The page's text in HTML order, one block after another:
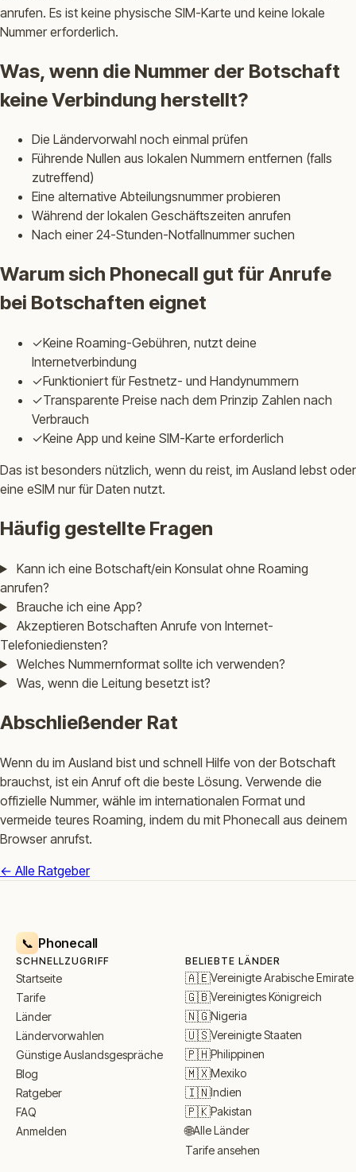
anrufen. Es ist keine physische SIM-Karte und keine lokale
Nummer erforderlich.
Was, wenn die Nummer der Botschaft
keine Verbindung herstellt?
Die Ländervorwahl noch einmal prüfen
Führende Nullen aus lokalen Nummern entfernen (falls
zutreffend)
Eine alternative Abteilungsnummer probieren
Während der lokalen Geschäftszeiten anrufen
Nach einer 24-Stunden-Notfallnummer suchen
Warum sich Phonecall gut für Anrufe
bei Botschaften eignet
✓Keine Roaming-Gebühren, nutzt deine
Internetverbindung
✓Funktioniert für Festnetz- und Handynummern
✓Transparente Preise nach dem Prinzip Zahlen nach
Verbrauch
✓Keine App und keine SIM-Karte erforderlich
Das ist besonders nützlich, wenn du reist, im Ausland lebst oder
eine eSIM nur für Daten nutzt.
Häufig gestellte Fragen
Kann ich eine Botschaft/ein Konsulat ohne Roaming
anrufen?
Brauche ich eine App?
Akzeptieren Botschaften Anrufe von Internet-
Telefoniediensten?
Welches Nummernformat sollte ich verwenden?
Was, wenn die Leitung besetzt ist?
Abschließender Rat
Wenn du im Ausland bist und schnell Hilfe von der Botschaft
brauchst, ist ein Anruf oft die beste Lösung. Verwende die
offizielle Nummer, wähle im internationalen Format und
vermeide teures Roaming, indem du mit Phonecall aus deinem
Browser anrufst.
← Alle Ratgeber
📞 Phonecall
SCHNELLZUGRIFF
Startseite
Tarife
Länder
Ländervorwahlen
Günstige Auslandsgespräche
Blog
Ratgeber
FAQ
Anmelden
BELIEBTE LÄNDER
🇦🇪Vereinigte Arabische Emirate
🇬🇧Vereinigtes Königreich
🇳🇬Nigeria
🇺🇸Vereinigte Staaten
🇵🇭Philippinen
🇲🇽Mexiko
🇮🇳Indien
🇵🇰Pakistan
🌐Alle Länder
Tarife ansehen